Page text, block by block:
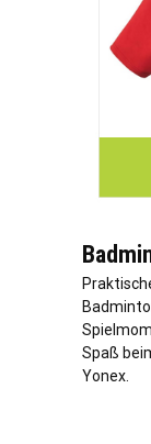
Spaß
Yonex.